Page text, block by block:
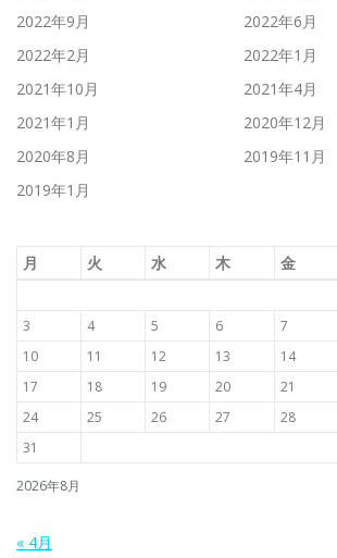
2022年9月
2022年6月
2022年2月
2022年1月
2021年10月
2021年4月
2021年1月
2020年12月
2020年8月
2019年11月
2019年1月
2026年8月
月 火 水 木 金
3
4 5 6 7
10
11 12 13 14
17
18 19 20 21
24
25 26 27 28
31
« 4月